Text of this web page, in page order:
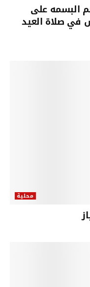
البسمه على
في صلاة العيد
محلية